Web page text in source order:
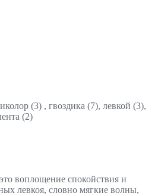
(3) , гвоздика (7), левкой (3),
(2)
воплощение спокойствия и
левкоя, словно мягкие волны,